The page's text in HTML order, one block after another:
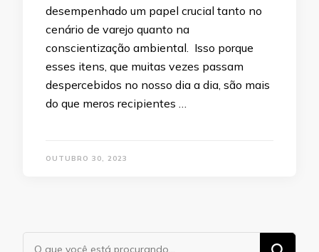
desempenhado um papel crucial tanto no
cenário de varejo quanto na
conscientização ambiental. Isso porque
esses itens, que muitas vezes passam
despercebidos no nosso dia a dia, são mais
do que meros recipientes …
OUTUBRO 30, 2023
Procurando